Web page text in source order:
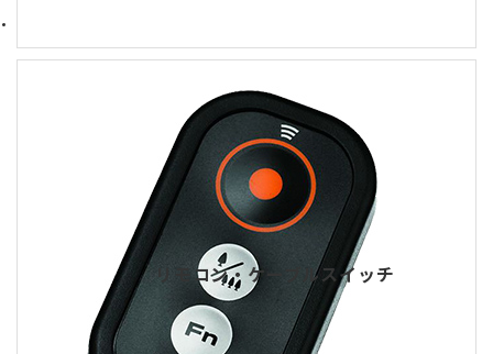
リモコン・ケーブルスイッチ